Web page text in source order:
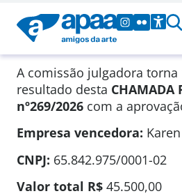
A comissão julgadora
resultado desta CHAMADA
nº269/2026 com a
Empresa vencedora:
CNPJ: 65.842.975/0001-02
Valor total R$ 45.500,00